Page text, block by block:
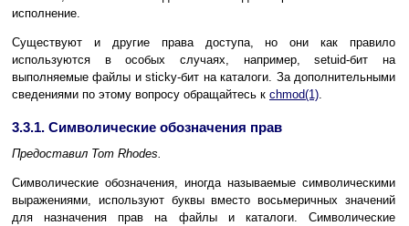
исполнение.
Существуют и другие права доступа, но они как правило
используются в особых случаях, например, setuid-бит на
выполняемые файлы и sticky-бит на каталоги. За дополнительными
сведениями по этому вопросу обращайтесь к chmod(1).
3.3.1. Символические обозначения прав
Предоставил Tom Rhodes.
Символические обозначения, иногда называемые символическими
выражениями, используют буквы вместо восьмеричных значений
для назначения прав на файлы и каталоги. Символические